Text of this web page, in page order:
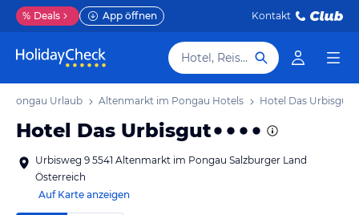
% Deals App öffnen Kontakt
Hotel, Reiseziel
Pongau Urlaub Altenmarkt im Pongau Hotels Hotel Das Urbisgut
Hotel Das Urbisgut
Urbisweg 9 5541 Altenmarkt im Pongau Salzburger Land
Österreich
Auf Karte anzeigen